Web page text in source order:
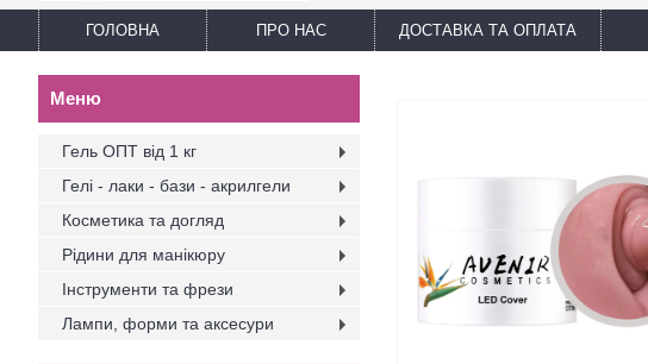
ГОЛОВНА ПРО НАС ДОСТАВКА ТА ОПЛАТА
Гель ОПТ від 1 кг
Гелі - лаки - бази - акрилгели
Косметика та догляд
Рідини для манікюру
Інструменти та фрези
Лампи, форми та аксесури